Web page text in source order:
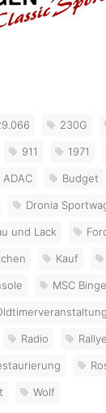
230G
911 1971
ADAC Budget
Dronia
und Lack
Kauf
MSC
Radio Rallye
Wolf